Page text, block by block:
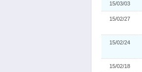
15/03/03
15/02/27
15/02/24
15/02/18